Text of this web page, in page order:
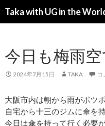
Taka with UG in the
今日も梅雨
2024年7月15日 TAKA
大阪市内は朝から雨がポツ
自宅から十三のジムに傘を
今日は傘を持って行く必要